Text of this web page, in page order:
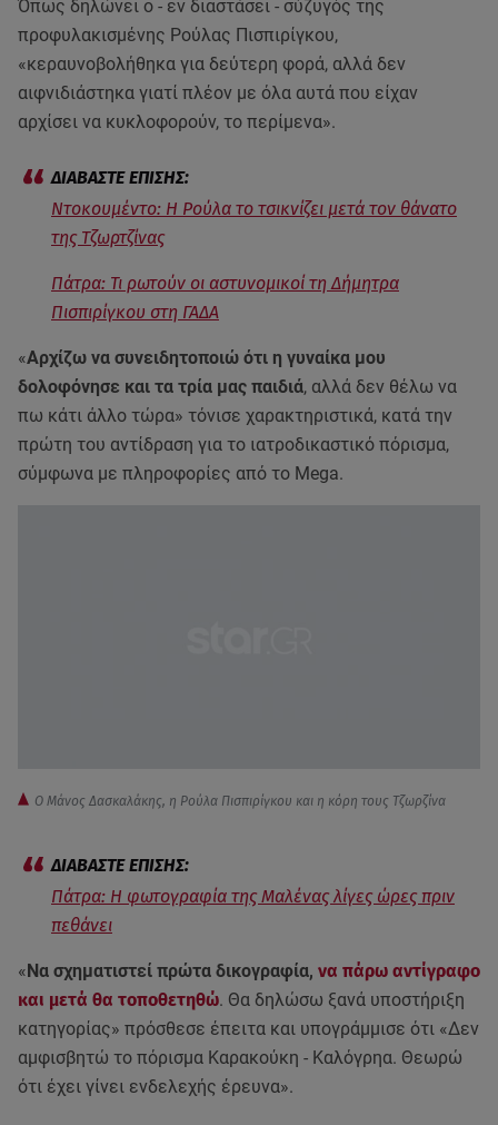
Όπως δηλώνει ο - εν διαστάσει - σύζυγός της
προφυλακισμένης Ρούλας Πισπιρίγκου,
«κεραυνοβολήθηκα για δεύτερη φορά, αλλά δεν
αιφνιδιάστηκα γιατί πλέον με όλα αυτά που είχαν
αρχίσει να κυκλοφορούν, το περίμενα».
Ντοκουμέντο: Η Ρούλα το τσικνίζει μετά τον θάνατο
της Τζωρτζίνας
Πάτρα: Τι ρωτούν οι αστυνομικοί τη Δήμητρα
Πισπιρίγκου στη ΓΑΔΑ
«Αρχίζω να συνειδητοποιώ ότι η γυναίκα μου
δολοφόνησε και τα τρία μας παιδιά, αλλά δεν θέλω να
πω κάτι άλλο τώρα» τόνισε χαρακτηριστικά, κατά την
πρώτη του αντίδραση για το ιατροδικαστικό πόρισμα,
σύμφωνα με πληροφορίες από το Mega.
Ο Μάνος Δασκαλάκης, η Ρούλα Πισπιρίγκου και η κόρη τους Τζωρζίνα
Πάτρα: Η φωτογραφία της Μαλένας λίγες ώρες πριν
πεθάνει
«Να σχηματιστεί πρώτα δικογραφία, να πάρω αντίγραφο
και μετά θα τοποθετηθώ. Θα δηλώσω ξανά υποστήριξη
κατηγορίας» πρόσθεσε έπειτα και υπογράμμισε ότι «Δεν
αμφισβητώ το πόρισμα Καρακούκη - Καλόγρηα. Θεωρώ
ότι έχει γίνει ενδελεχής έρευνα».